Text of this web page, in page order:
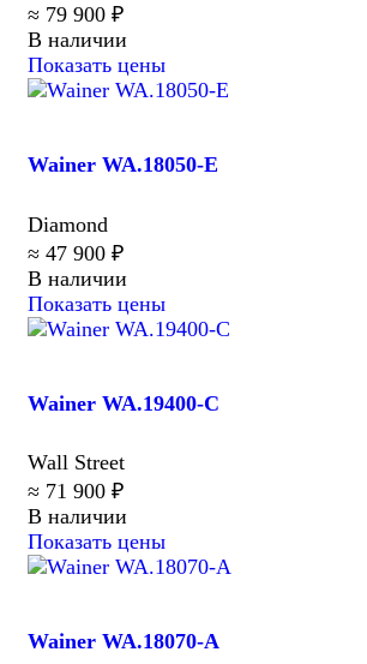
≈ 79 900 ₽
В наличии
Показать цены
Wainer WA.18050-E
Diamond
≈ 47 900 ₽
В наличии
Показать цены
Wainer WA.19400-C
Wall Street
≈ 71 900 ₽
В наличии
Показать цены
Wainer WA.18070-A